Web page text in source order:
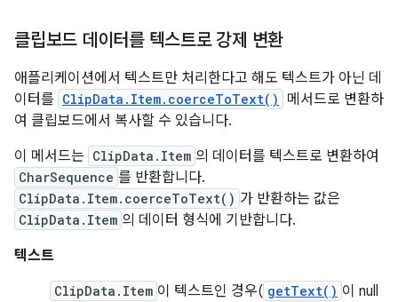
클립보드 데이터를 텍스트로 강제 변환
애플리케이션에서 텍스트만 처리한다고 해도 텍스트가 아닌 데
이터를 ClipData.Item.coerceToText()
메서드로 변환하
여 클립보드에서 복사할 수 있습니다.
이 메서드는 ClipData.Item 의 데이터를 텍스트로 변환하여
CharSequence 를 반환합니다.
ClipData.Item.coerceToText() 가 반환하는 값은
ClipData.Item 의 데이터 형식에 기반합니다.
텍스트
ClipData.Item 이 텍스트인 경우( getText() 이 null